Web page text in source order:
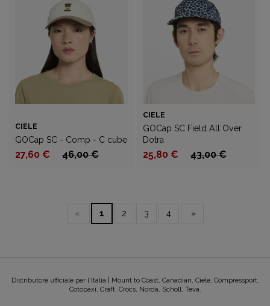
CIELE
GOCap SC - Comp - C cube
27,60 € 46,00 €
CIELE
GOCap SC Field All Over
Dotra
25,80 € 43,00 €
« 1 2 3 4 »
Distributore ufficiale per l'Italia | Mount to Coast, Canadian, Ciele, Compressport,
Cotopaxi, Craft, Crocs, Norda, Scholl, Teva.